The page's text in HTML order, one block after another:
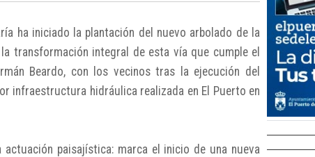
ha iniciado la plantación del nuevo arbolado de la
transformación integral de esta vía que cumple el
Beardo, con los vecinos tras la ejecución del
infraestructura hidráulica realizada en El Puerto en
paisajística: marca el inicio de una nueva